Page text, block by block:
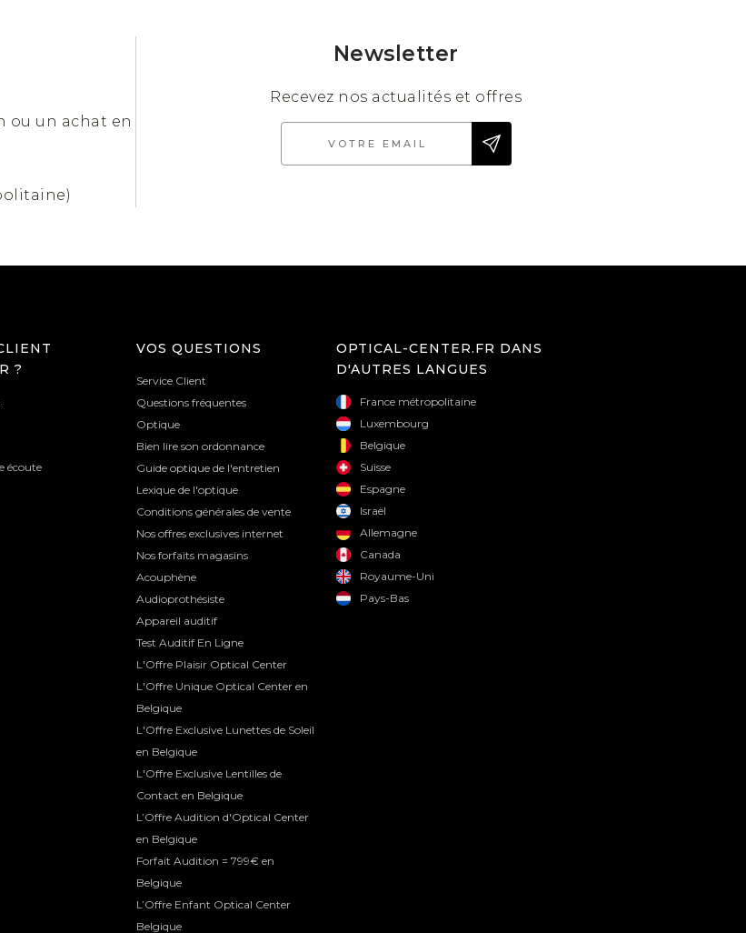
ou un achat en
Newsletter
Recevez nos actualités et offres
?
écoute
VOS QUESTIONS
Service Client
Questions fréquentes
Optique
Bien lire son ordonnance
Guide optique de l'entretien
Lexique de l'optique
Conditions générales de vente
Nos offres exclusives internet
Nos forfaits magasins
Acouphène
Audioprothésiste
Appareil auditif
Test Auditif En Ligne
L'Offre Plaisir Optical Center
L'Offre Unique Optical Center en
Belgique
L'Offre Exclusive Lunettes de Soleil
en Belgique
L'Offre Exclusive Lentilles de
Contact en Belgique
L’Offre Audition d'Optical Center
en Belgique
Forfait Audition = 799€ en
Belgique
L’Offre Enfant Optical Center
Belgique
OPTICAL-CENTER.FR DANS
D'AUTRES LANGUES
France métropolitaine
Luxembourg
Belgique
Suisse
Espagne
Israël
Allemagne
Canada
Royaume-Uni
Pays-Bas